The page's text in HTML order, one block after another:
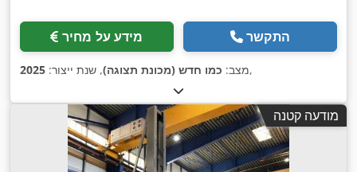
מידע על מחיר התקשר
מצב: כמו חדש (מכונת תצוגה), שנת ייצור: 2025 ,
מודעה קטנה